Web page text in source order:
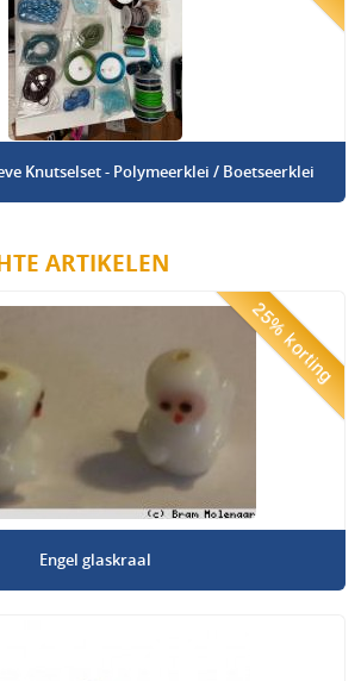
Knutselset - Polymeerklei / Boetseerklei
ARTIKELEN
25% korting
Engel glaskraal